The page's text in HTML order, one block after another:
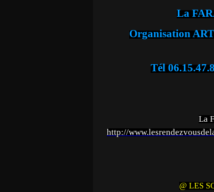
La
Organisation
Tél
La
http://
@ LES